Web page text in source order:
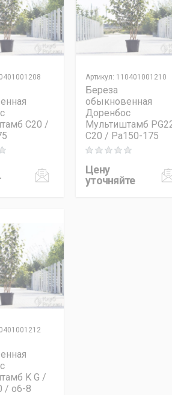
C20 /
of 5
Артикул: 110401001210
Береза
обыкновенная
Доренбос
Мультиштамб
C20 / Pa150-175
Rating: 0 out of 5
Цену
уточняйте
K G /
/ o6-8